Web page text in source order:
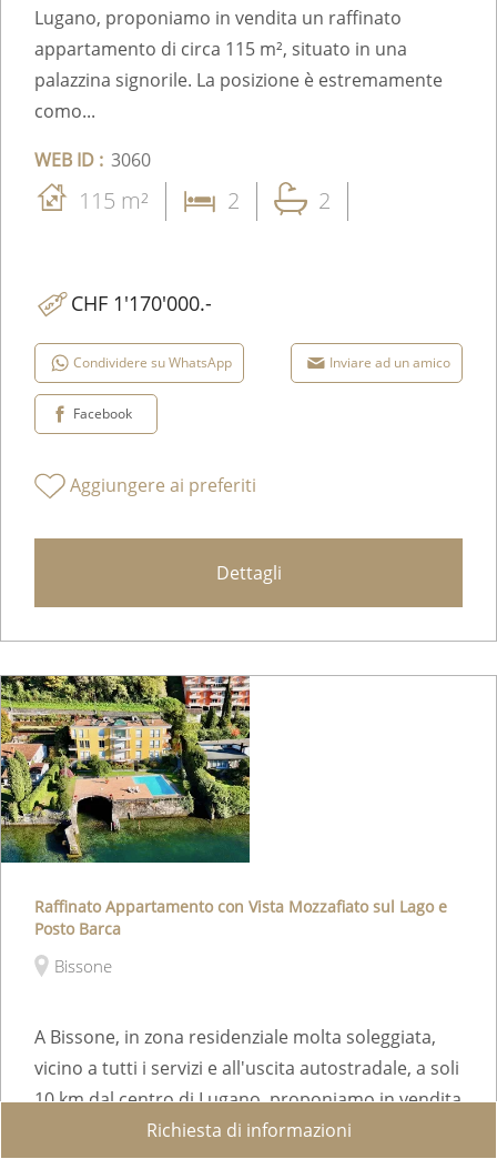
Lugano, proponiamo in vendita un raffinato
appartamento di circa 115 m², situato in una
palazzina signorile. La posizione è estremamente
como...
WEB ID : 3060
115 m² 2 2
CHF 1'170'000.-
Condividere su WhatsApp Inviare ad un amico
Facebook
Aggiungere ai preferiti
Dettagli
Raffinato Appartamento con Vista Mozzafiato sul Lago e
Posto Barca
Bissone
A Bissone, in zona residenziale molta soleggiata,
vicino a tutti i servizi e all'uscita autostradale, a soli
10 km dal centro di Lugano, proponiamo in vendita
questo luminoso e raffinato app...
Richiesta di informazioni